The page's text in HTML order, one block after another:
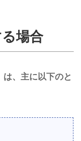
場合
、主に以下のと